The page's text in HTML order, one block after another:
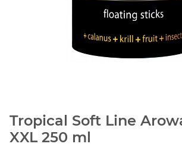
Tropical Soft Line
XXL 250 ml